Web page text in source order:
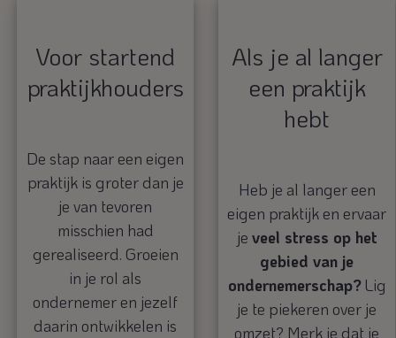
Voor startend
praktijkhouders
De stap naar een eigen
praktijk is groter dan je
je van tevoren
misschien had
gerealiseerd. Groeien
in je rol als
ondernemer en jezelf
daarin ontwikkelen is
Als je al langer
een praktijk
hebt
Heb je al langer een
eigen praktijk en ervaar
je veel stress op het
gebied van je
ondernemerschap?Lig
je te piekeren over je
omzet? Merk je dat je